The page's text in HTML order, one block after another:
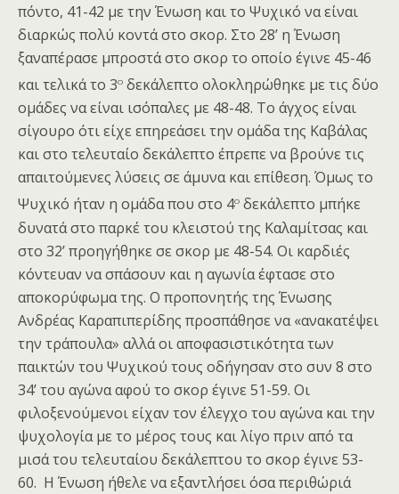
πόντο, 41-42 με την Ένωση και το Ψυχικό να είναι
διαρκώς πολύ κοντά στο σκορ. Στο 28’ η Ένωση
ξαναπέρασε μπροστά στο σκορ το οποίο έγινε 45-46
και τελικά το 3ο δεκάλεπτο ολοκληρώθηκε με τις δύο
ομάδες να είναι ισόπαλες με 48-48. Το άγχος είναι
σίγουρο ότι είχε επηρεάσει την ομάδα της Καβάλας
και στο τελευταίο δεκάλεπτο έπρεπε να βρούνε τις
απαιτούμενες λύσεις σε άμυνα και επίθεση. Όμως το
Ψυχικό ήταν η ομάδα που στο 4ο δεκάλεπτο μπήκε
δυνατά στο παρκέ του κλειστού της Καλαμίτσας και
στο 32’ προηγήθηκε σε σκορ με 48-54. Οι καρδιές
κόντευαν να σπάσουν και η αγωνία έφτασε στο
αποκορύφωμα της. Ο προπονητής της Ένωσης
Ανδρέας Καραπιπερίδης προσπάθησε να «ανακατέψει
την τράπουλα» αλλά οι αποφασιστικότητα των
παικτών του Ψυχικού τους οδήγησαν στο συν 8 στο
34’ του αγώνα αφού το σκορ έγινε 51-59. Οι
φιλοξενούμενοι είχαν τον έλεγχο του αγώνα και την
ψυχολογία με το μέρος τους και λίγο πριν από τα
μισά του τελευταίου δεκάλεπτου το σκορ έγινε 53-
60. Η Ένωση ήθελε να εξαντλήσει όσα περιθώριά